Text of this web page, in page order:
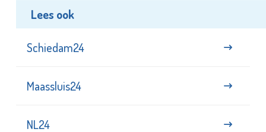
Lees ook
Schiedam24
Maassluis24
NL24